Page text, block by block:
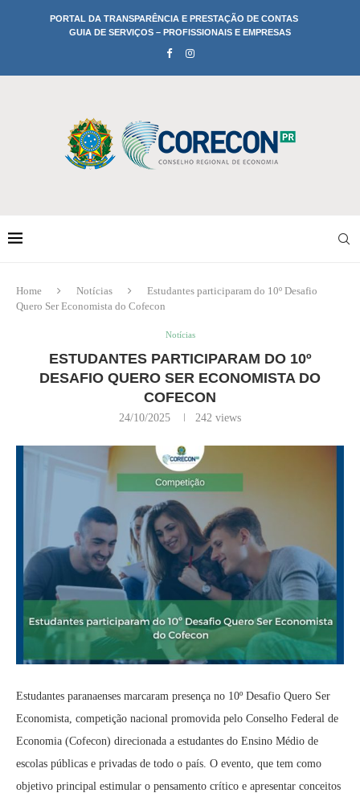
PORTAL DA TRANSPARÊNCIA E PRESTAÇÃO DE CONTAS
GUIA DE SERVIÇOS – PROFISSIONAIS E EMPRESAS
Home Notícias
Estudantes participaram do 10º Desafio
Quero Ser Economista do Cofecon
Notícias
ESTUDANTES PARTICIPARAM DO 10º
DESAFIO QUERO SER ECONOMISTA DO
COFECON
24/10/2025 242 views
Estudantes paranaenses marcaram presença no 10º Desafio Quero Ser
Economista, competição nacional promovida pelo Conselho Federal de
Economia (Cofecon) direcionada a estudantes do Ensino Médio de
escolas públicas e privadas de todo o país. O evento, que tem como
objetivo principal estimular o pensamento crítico e apresentar conceitos